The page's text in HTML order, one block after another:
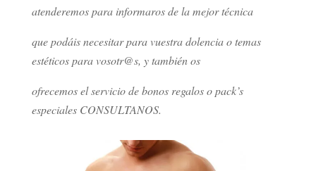
atenderemos para informaros de la mejor técnica
que podáis necesitar para vuestra dolencia o temas
estéticos para vosotr@s, y también os
ofrecemos el servicio de bonos regalos o pack’s
especiales CONSULTANOS.